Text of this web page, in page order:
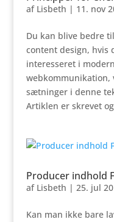
af Lisbeth | 11. nov
Du kan blive bedre
content design, hvis
interesseret i
webkommunikation,
sætninger i denne
Artiklen er skrevet
Producer indhold
af Lisbeth | 25. jul
Kan man ikke bare